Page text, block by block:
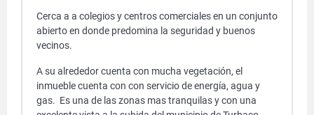
Cerca a a colegios y centros comerciales en un conjunto
abierto en donde predomina la seguridad y buenos
vecinos.
A su alrededor cuenta con mucha vegetación, el
inmueble cuenta con con servicio de energía, agua y
gas. Es una de las zonas mas tranquilas y con una